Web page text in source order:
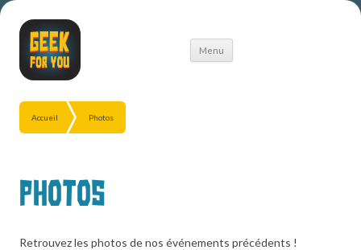
Menu
Aller
Accueil Photos
Photos
Retrouvez les photos de nos événements précédents !